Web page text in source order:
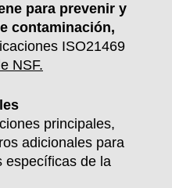
para prevenir y
contaminación,
ISO21469
NSF.
principales,
adicionales para
específicas de la